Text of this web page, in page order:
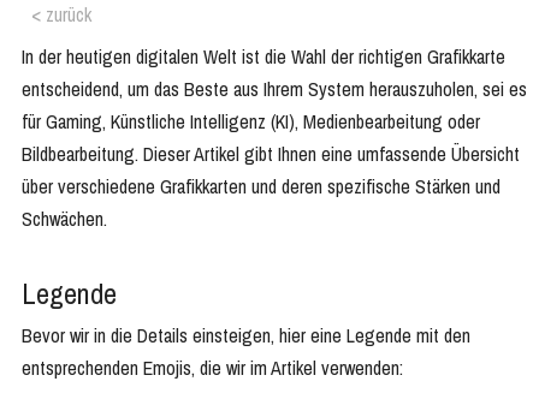
< zurück
In der heutigen digitalen Welt ist die Wahl der richtigen Grafikkarte
entscheidend, um das Beste aus Ihrem System herauszuholen, sei es
für Gaming, Künstliche Intelligenz (KI), Medienbearbeitung oder
Bildbearbeitung. Dieser Artikel gibt Ihnen eine umfassende Übersicht
über verschiedene Grafikkarten und deren spezifische Stärken und
Schwächen.
Legende
Bevor wir in die Details einsteigen, hier eine Legende mit den
entsprechenden Emojis, die wir im Artikel verwenden: